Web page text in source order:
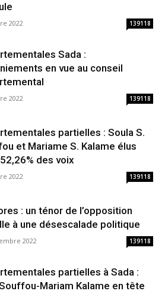
2022 139118
Sada :
en vue au conseil
2022 139118
partielles : Soula S.
et Mariame S. Kalame élus
des voix
2022 139118
: un ténor de l’opposition
à une désescalade politique
2022 139118
partielles à Sada :
Mariam Kalame en tête